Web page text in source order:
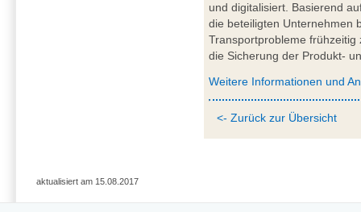
und digitalisiert. Basierend
die beteiligten Unternehmen
Transportprobleme
die Sicherung der Produkt-
Weitere Informationen und
<- Zurück zur Übersicht
aktualisiert am 15.08.2017